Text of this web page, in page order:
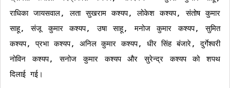
राधिका जायसवाल, लता सुखराम कश्यप, लोकेश कश्यप, संतोष कुमार
साहू, संजू कुमार कश्यप, उषा साहू, मनोज कुमार कश्यप, सुमित
कश्यप, प्रभा कश्यप, अनिल कुमार कश्यप, धीर सिंह बंजारे, दुर्गेश्वरी
नोविन कश्यप, सनोज कुमार कश्यप और सुरेन्द्र कश्यप को शपथ
दिलाई गई।